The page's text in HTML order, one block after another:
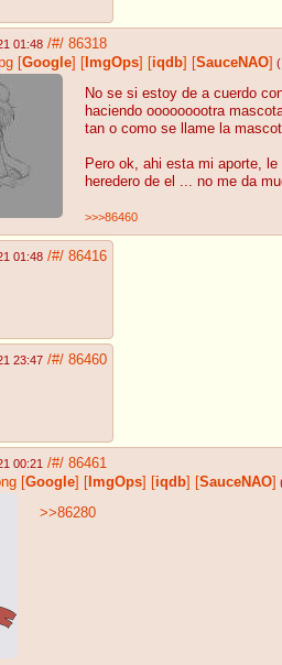
01:48 /#/ 86318
[Google] [ ImgOps] [iqdb] [SauceNAO]
No se si estoy de a cuerdo
haciendo ooooooootra
tan o como se llame la
Pero ok, ahi esta mi aporte,
heredero de el ... no me da
>>>86460
01:48 /#/ 86416
23:47 /#/ 86460
00:21 /#/ 86461
[Google] [ ImgOps] [iqdb] [SauceNAO]
>>86280